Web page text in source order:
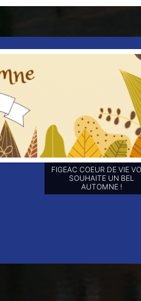
RETROUVEZ-NOUS SUR NOS
RÉSEAUX SOCIAUX ET
ABONNEZ-VOUS POUR NE
RIEN LOUPER DE NOS